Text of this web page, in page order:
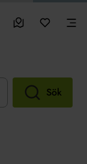
BesöksmålMina
Sök